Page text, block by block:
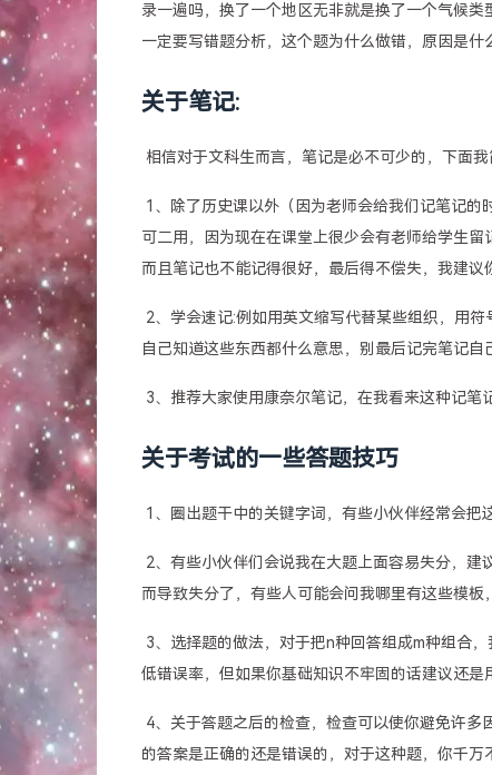
录一遍吗，换了一个地区无非就是换了一个气候
一定要写错题分析，这个题为什么做错，原因是
关于笔记:
相信对于文科生而言，笔记是必不可少的，下面
1、除了历史课以外（因为老师会给我们记笔记
可二用，因为现在在课堂上很少会有老师给学生
而且笔记也不能记得很好，最后得不偿失，我建议
2、学会速记:例如用英文缩写代替某些组织，用
自己知道这些东西都什么意思，别最后记完笔记自
3、推荐大家使用康奈尔笔记，在我看来这种记
关于考试的一些答题技巧
1、圈出题干中的关键字词，有些小伙伴经常会
2、有些小伙伴们会说我在大题上面容易失分，
而导致失分了，有些人可能会问我哪里有这些模
3、选择题的做法，对于把n种回答组成m种组合
低错误率，但如果你基础知识不牢固的话建议还是
4、关于答题之后的检查，检查可以使你避免许
的答案是正确的还是错误的，对于这种题，你千